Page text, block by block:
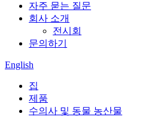
자주 묻는 질문
회사 소개
전시회
문의하기
English
집
제품
수의사 및 동물 농산물